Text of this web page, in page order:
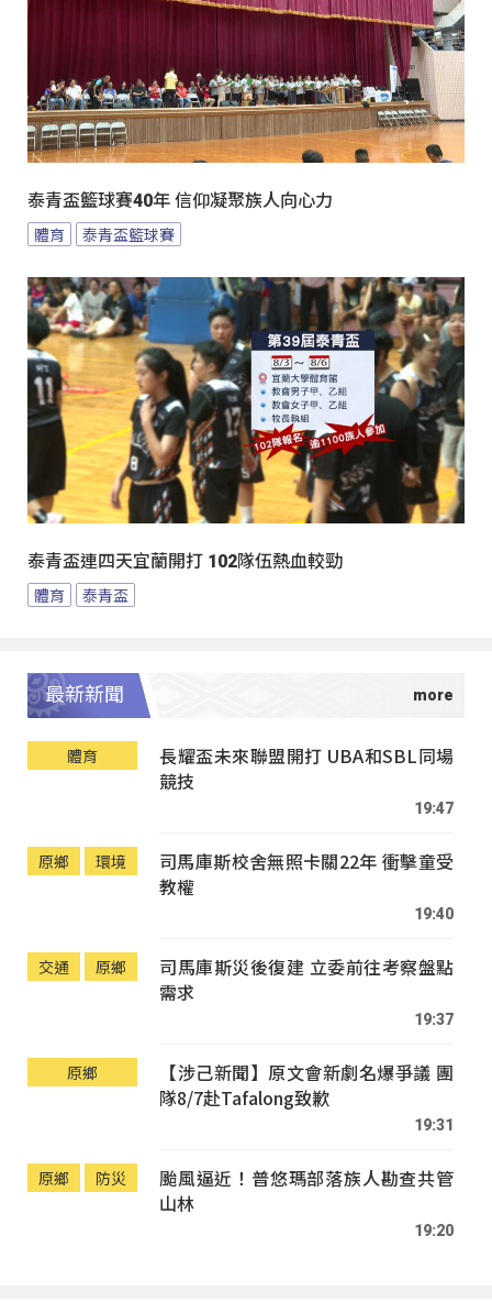
泰青盃籃球賽40年 信仰凝聚族人向心力
體育 泰青盃籃球賽
泰青盃連四天宜蘭開打 102隊伍熱血較勁
體育 泰青盃
最新新聞
體育
長耀盃未來聯盟開打 UBA和SBL同場
競技
19:47
原鄉 環境
司馬庫斯校舍無照卡關22年 衝擊童受
教權
19:40
交通 原鄉
司馬庫斯災後復建 立委前往考察盤點
需求
19:37
原鄉
【涉己新聞】原文會新劇名爆爭議 團
隊8/7赴Tafalong致歉
19:31
原鄉 防災
颱風逼近！普悠瑪部落族人勘查共管
山林
19:20